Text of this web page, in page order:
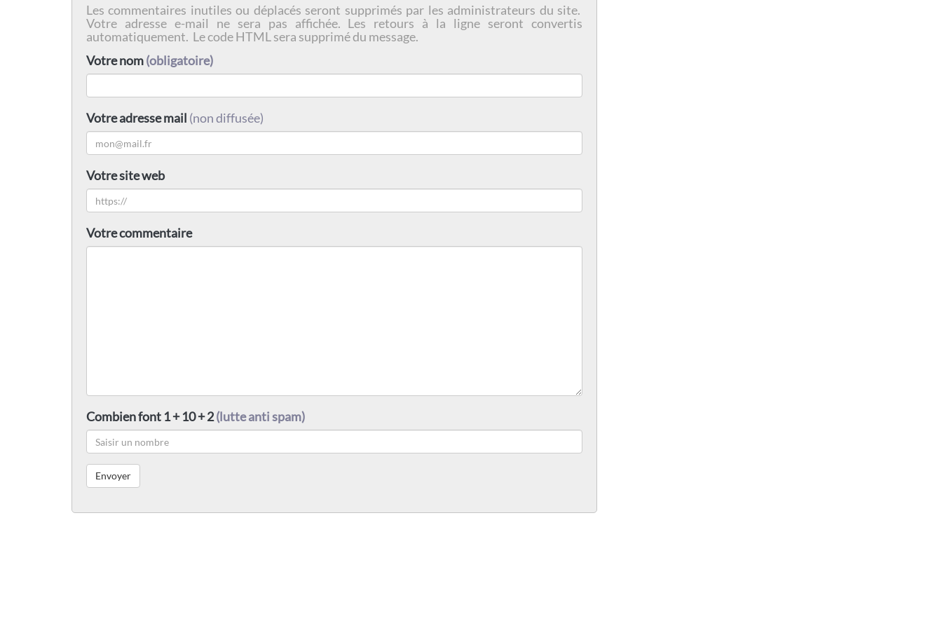
Les commentaires inutiles ou déplacés seront supprimés par les administrateurs du site.
Votre adresse e-mail ne sera pas affichée. Les retours à la ligne seront convertis
automatiquement. Le code HTML sera supprimé du message.
Votre nom(obligatoire)
Votre adresse mail (non diffusée)
Votre site web
Votre commentaire
Combien font 1 + 10 + 2(lutte anti spam)